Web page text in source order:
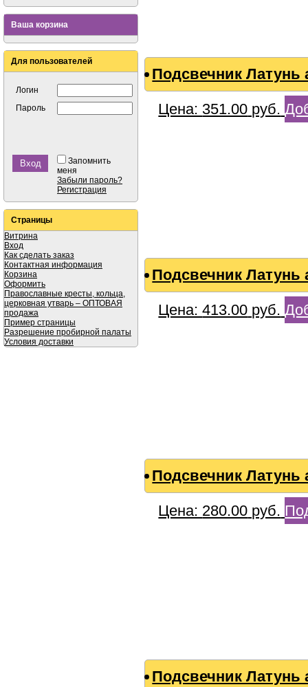
Ваша корзина
Для пользователей
Логин
Пароль
Запомнить
меня
Забыли пароль?
Регистрация
Страницы
Витрина
Вход
Как сделать заказ
Контактная информация
Корзина
Оформить
Православные кресты, кольца,
церковная утварь – ОПТОВАЯ
продажа
Пример страницы
Разрешение пробирной палаты
Условия доставки
Подсвечник Латунь
Цена: 351.00 руб.
Подсвечник Латунь
Цена:413.00 руб.
Подсвечник Латунь
Цена: 280.00 руб.
Подсвечник Латунь